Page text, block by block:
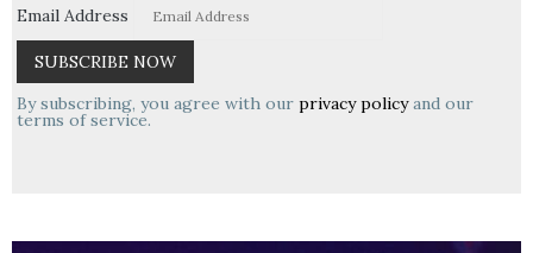
Email Address
By subscribing, you agree with our privacy policyand our
terms of service.